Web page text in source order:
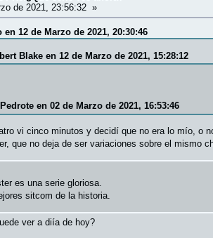
de 2021, 23:56:32 »
12 de Marzo de 2021, 20:30:46
Blake en 12 de Marzo de 2021, 15:28:12
en 02 de Marzo de 2021, 16:53:46
vi cinco minutos y decidí que no era lo mío, o
que no deja de ser variaciones sobre el mismo
es una serie gloriosa.
sitcom de la historia.
ver a diía de hoy?